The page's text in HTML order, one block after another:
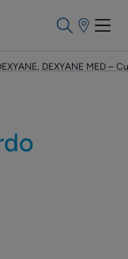
Pontos
venda
DEXYANE MED –